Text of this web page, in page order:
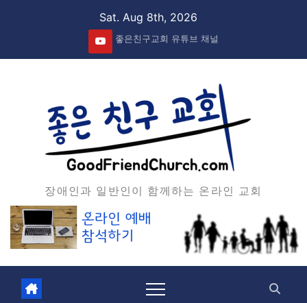
Sat. Aug 8th, 2026
좋은친구교회 유튜브 채널
장애인과 일반인이 함께하는 온라인 교회